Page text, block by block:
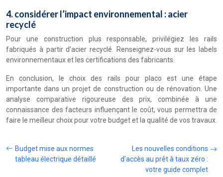
4. considérer l’impact environnemental : acier
recyclé
Pour une construction plus responsable, privilégiez les rails
fabriqués à partir d’acier recyclé. Renseignez-vous sur les labels
environnementaux et les certifications des fabricants.
En conclusion, le choix des rails pour placo est une étape
importante dans un projet de construction ou de rénovation. Une
analyse comparative rigoureuse des prix, combinée à une
connaissance des facteurs influençant le coût, vous permettra de
faire le meilleur choix pour votre budget et la qualité de vos travaux.
Budget mise aux normes
tableau électrique détaillé
Les nouvelles conditions
d’accès au prêt à taux zéro :
votre guide complet